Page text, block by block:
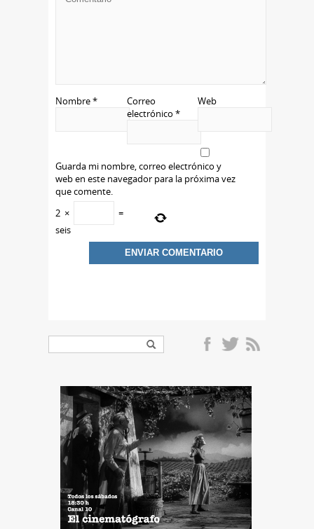
Nombre*
Correo
electrónico *
Web
Guarda mi nombre, correo electrónico y
web en este navegador para la próxima vez
que comente.
2 ×
=
seis